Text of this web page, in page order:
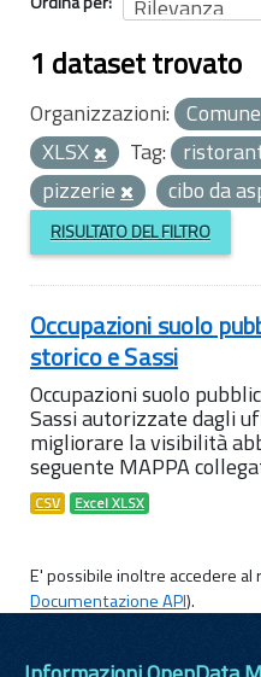
1 dataset trovato
Organizzazioni:
XLSX
Tag:
pizzerie
cibo da
RISULTATO DEL FILTRO
Occupazioni suolo
storico e Sassi
Occupazioni suolo
Sassi autorizzate dagli
migliorare la visibilità
seguente MAPPA
CSV Excel XLSX
E' possibile inoltre accedere al
Documentazione API).